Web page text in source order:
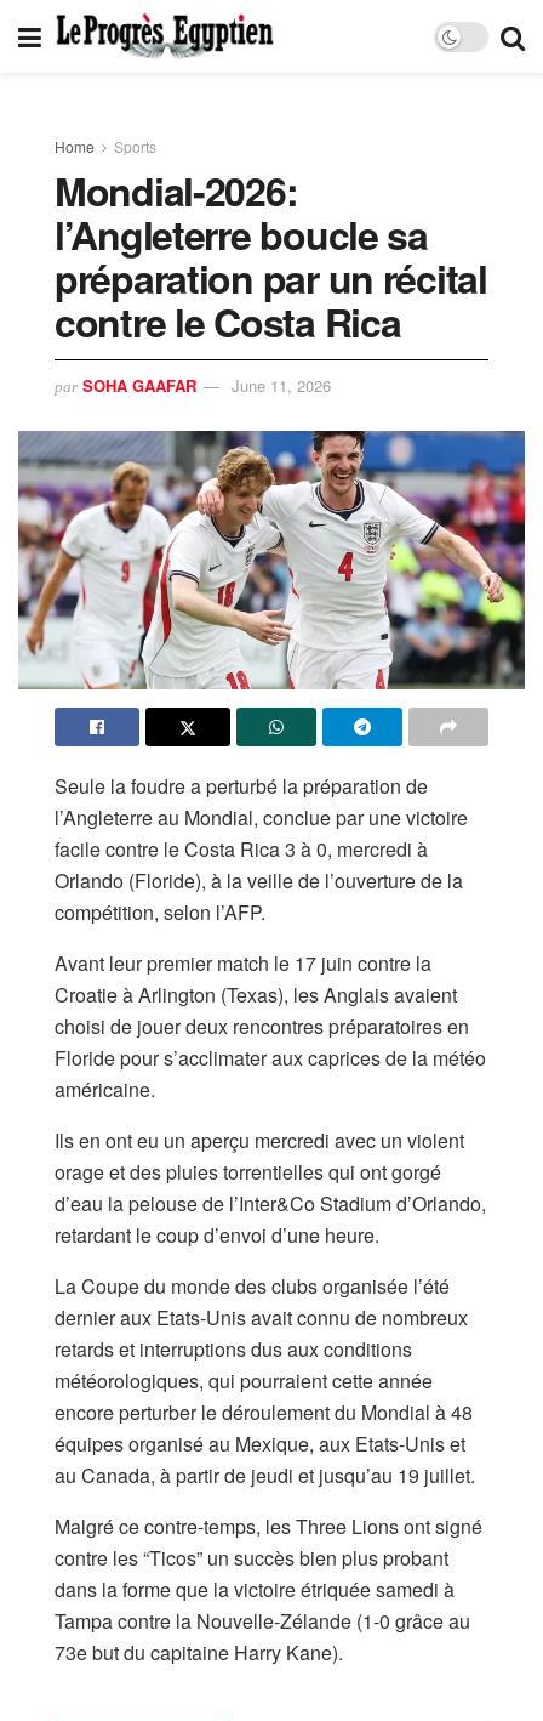
Home Sports
Mondial-2026:
l’Angleterre boucle sa
préparation par un récital
contre le Costa Rica
par SOHA GAAFAR June 11, 2026
Seule la foudre a perturbé la préparation de
l’Angleterre au Mondial, conclue par une victoire
facile contre le Costa Rica 3 à 0, mercredi à
Orlando (Floride), à la veille de l’ouverture de la
compétition, selon l’AFP.
Avant leur premier match le 17 juin contre la
Croatie à Arlington (Texas), les Anglais avaient
choisi de jouer deux rencontres préparatoires en
Floride pour s’acclimater aux caprices de la météo
américaine.
Ils en ont eu un aperçu mercredi avec un violent
orage et des pluies torrentielles qui ont gorgé
d’eau la pelouse de l’Inter&Co Stadium d’Orlando,
retardant le coup d’envoi d’une heure.
La Coupe du monde des clubs organisée l’été
dernier aux Etats-Unis avait connu de nombreux
retards et interruptions dus aux conditions
météorologiques, qui pourraient cette année
encore perturber le déroulement du Mondial à 48
équipes organisé au Mexique, aux Etats-Unis et
au Canada, à partir de jeudi et jusqu’au 19 juillet.
Malgré ce contre-temps, les Three Lions ont signé
contre les “Ticos” un succès bien plus probant
dans la forme que la victoire étriquée samedi à
Tampa contre la Nouvelle-Zélande (1-0 grâce au
73e but du capitaine Harry Kane).